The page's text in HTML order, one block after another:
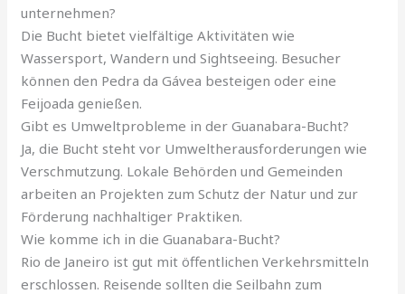
unternehmen?
Die Bucht bietet vielfältige Aktivitäten wie
Wassersport, Wandern und Sightseeing. Besucher
können den Pedra da Gávea besteigen oder eine
Feijoada genießen.
Gibt es Umweltprobleme in der Guanabara-Bucht?
Ja, die Bucht steht vor Umweltherausforderungen wie
Verschmutzung. Lokale Behörden und Gemeinden
arbeiten an Projekten zum Schutz der Natur und zur
Förderung nachhaltiger Praktiken.
Wie komme ich in die Guanabara-Bucht?
Rio de Janeiro ist gut mit öffentlichen Verkehrsmitteln
erschlossen. Reisende sollten die Seilbahn zum